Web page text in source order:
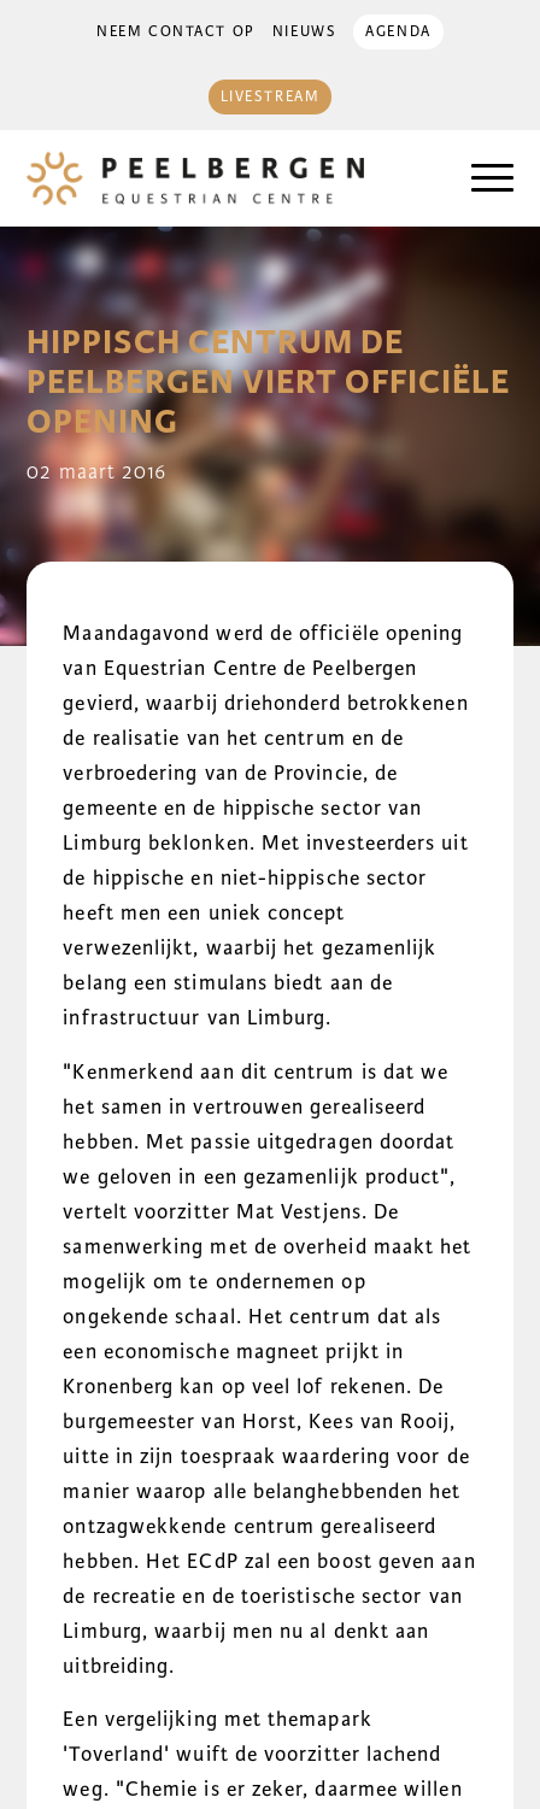
NEEM CONTACT OP NIEUWS AGENDA
LIVESTREAM
HIPPISCH CENTRUM DE
PEELBERGEN VIERT OFFICIËLE
OPENING
02 maart 2016
Maandagavond werd de officiële opening
van Equestrian Centre de Peelbergen
gevierd, waarbij driehonderd betrokkenen
de realisatie van het centrum en de
verbroedering van de Provincie, de
gemeente en de hippische sector van
Limburg beklonken. Met investeerders uit
de hippische en niet-hippische sector
heeft men een uniek concept
verwezenlijkt, waarbij het gezamenlijk
belang een stimulans biedt aan de
infrastructuur van Limburg.
"Kenmerkend aan dit centrum is dat we
het samen in vertrouwen gerealiseerd
hebben. Met passie uitgedragen doordat
we geloven in een gezamenlijk product",
vertelt voorzitter Mat Vestjens. De
samenwerking met de overheid maakt het
mogelijk om te ondernemen op
ongekende schaal. Het centrum dat als
een economische magneet prijkt in
Kronenberg kan op veel lof rekenen. De
burgemeester van Horst, Kees van Rooij,
uitte in zijn toespraak waardering voor de
manier waarop alle belanghebbenden het
ontzagwekkende centrum gerealiseerd
hebben. Het ECdP zal een boost geven aan
de recreatie en de toeristische sector van
Limburg, waarbij men nu al denkt aan
uitbreiding.
Een vergelijking met themapark
'Toverland' wuift de voorzitter lachend
weg. "Chemie is er zeker, daarmee willen